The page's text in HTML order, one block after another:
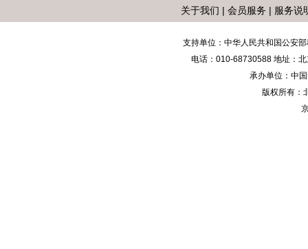
关于我们 | 会员服务 | 服务说
支持单位：中华人民共和国公安
电话：010-68730588 地址：
承办单位：中
版权所有：